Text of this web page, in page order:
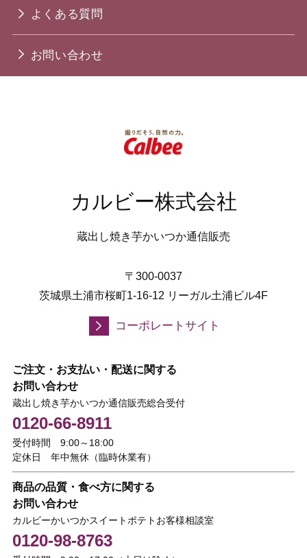
よくある質問
お問い合わせ
カルビー株式会社
蔵出し焼き芋かいつか通信販売
〒300-0037
茨城県土浦市桜町1-16-12 リーガル土浦ビル4F
コーポレートサイト
ご注文・お支払い・配送に関する
お問い合わせ
蔵出し焼き芋かいつか通信販売総合受付
0120-66-8911
受付時間 9:00～18:00
定休日 年中無休（臨時休業有）
商品の品質・食べ方に関する
お問い合わせ
カルビーかいつかスイートポテトお客様相談室
0120-98-8763